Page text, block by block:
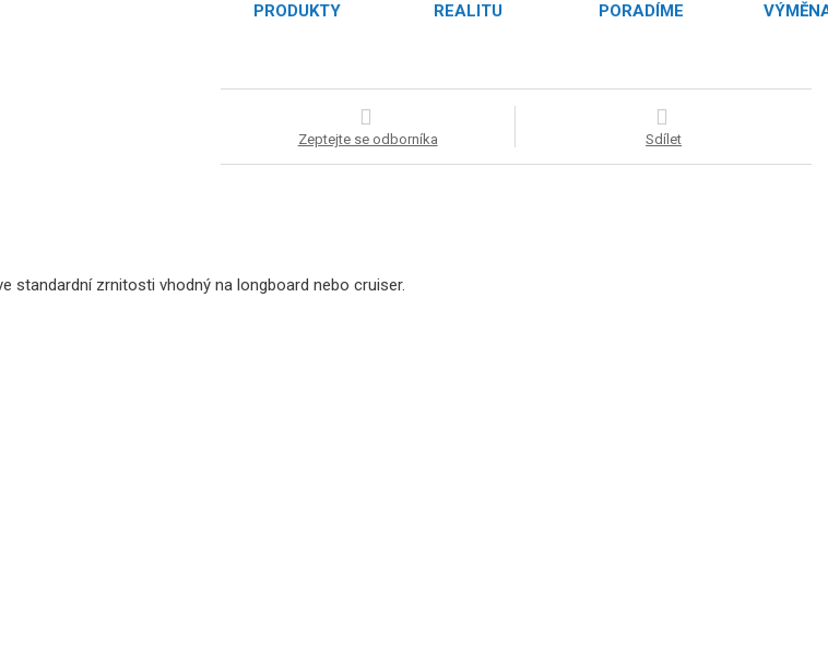
PRODUKTY
REALITU
PORADÍME
Zeptejte se odborníka Sdílet
standardní zrnitosti vhodný na longboard nebo cruiser.